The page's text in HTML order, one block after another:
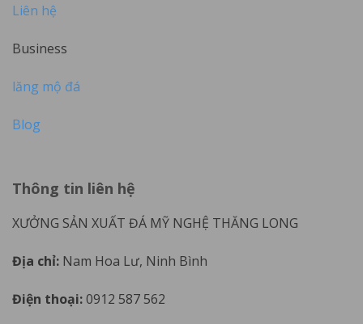
Liên hệ
Business
lăng mộ đá
Blog
Thông tin liên hệ
XƯỞNG SẢN XUẤT ĐÁ MỸ NGHỆ THĂNG LONG
Địa chỉ: Nam Hoa Lư, Ninh Bình
Điện thoại:0912 587 562